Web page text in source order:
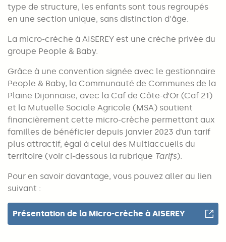
type de structure, les enfants sont tous regroupés
en une section unique, sans distinction d'âge.
La micro-crèche à AISEREY est une crèche privée du
groupe People & Baby.
Grâce à une convention signée avec le gestionnaire
People & Baby, la Communauté de Communes de la
Plaine Dijonnaise, avec la Caf de Côte-d’Or (Caf 21)
et la Mutuelle Sociale Agricole (MSA) soutient
financièrement cette micro-crèche permettant aux
familles de bénéficier depuis janvier 2023 d’un tarif
plus attractif, égal à celui des Multiaccueils du
territoire (voir ci-dessous la rubrique Tarifs).
Pour en savoir davantage, vous pouvez aller au lien
suivant :
Présentation de la Micro-crèche à AISEREY